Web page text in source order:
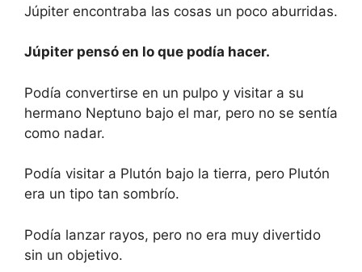
Júpiter encontraba las cosas un poco aburridas.
Júpiter pensó en lo que podía hacer.
Podía convertirse en un pulpo y visitar a su
hermano Neptuno bajo el mar, pero no se sentía
como nadar.
Podía visitar a Plutón bajo la tierra, pero Plutón
era un tipo tan sombrío.
Podía lanzar rayos, pero no era muy divertido
sin un objetivo.